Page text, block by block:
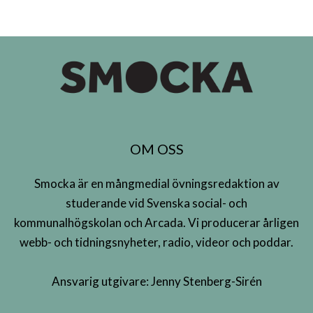
OM OSS
Smocka är en mångmedial övningsredaktion av
studerande vid Svenska social- och
kommunalhögskolan och Arcada. Vi producerar årligen
webb- och tidningsnyheter, radio, videor och poddar.
Ansvarig utgivare: Jenny Stenberg-Sirén